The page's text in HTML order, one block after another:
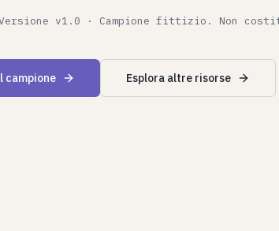
v1.0 · Campione fittizio. Non
campione Esplora altre risorse